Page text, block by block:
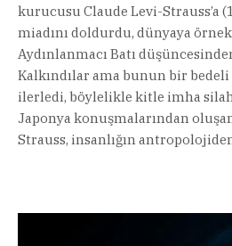
kurucusu Claude Levi-Strauss’a
miadını doldurdu, dünyaya
Aydınlanmacı Batı
Kalkındılar ama bunun bir
ilerledi, böylelikle kitle imha
Japonya konuşmalarından
Strauss, insanlığın